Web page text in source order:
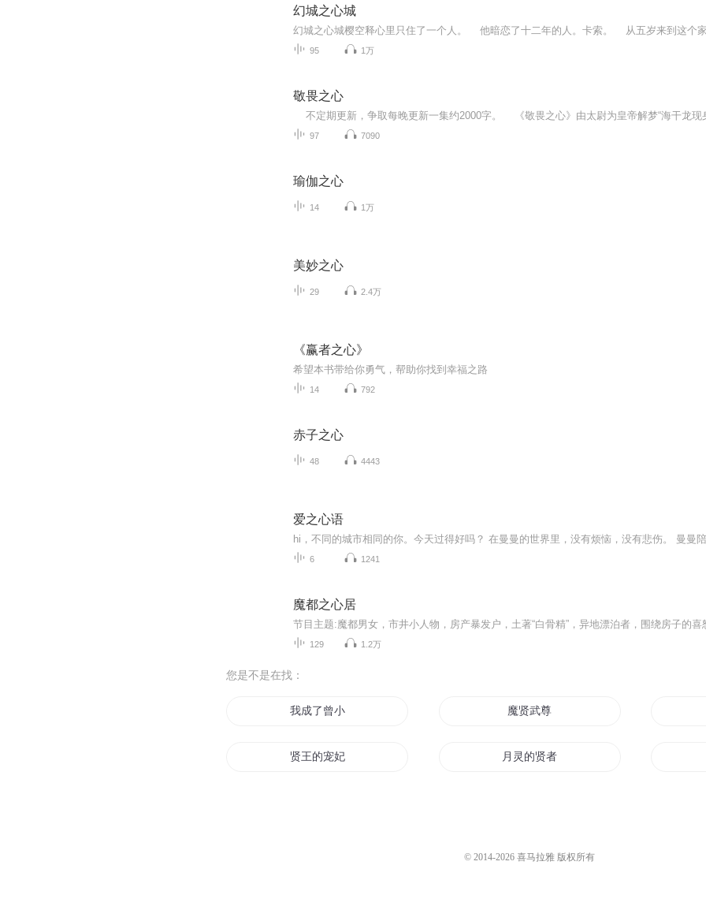
幻城之心城
95 1万
敬畏之心
97 7090
瑜伽之心
14 1万
美妙之心
29 2.4万
《赢者之心》
希望本书带给你勇气，帮助你找到幸福之路
14 792
赤子之心
48 4443
爱之心语
6 1241
魔都之心居
129 1.2万
您是不是在找：
我成了曾小贤 魔贤武尊
贤王的宠妃 月灵的贤者
© 2014-2026 喜马拉雅 版权所有